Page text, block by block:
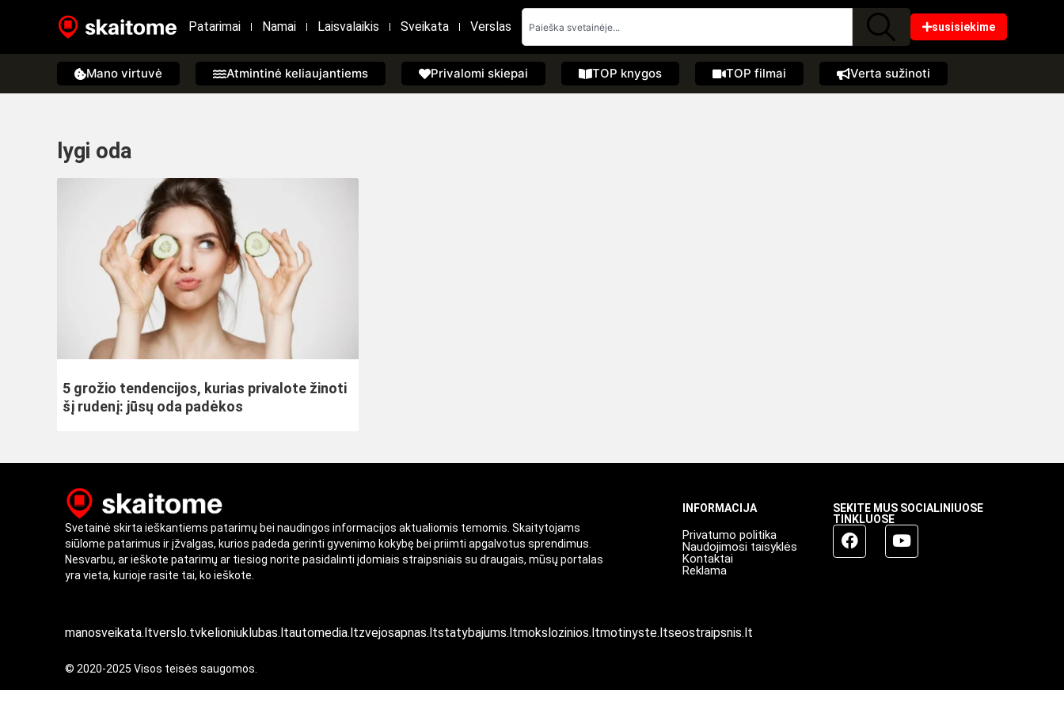
Patarimai Namai Laisvalaikis Sveikata Verslas susisiekime
Mano virtuvė Atmintinė keliaujantiems Privalomi skiepai TOP knygos TOP filmai Verta sužinoti
lygi oda
5 grožio tendencijos, kurias privalote žinoti
šį rudenį: jūsų oda padėkos
Svetainė skirta ieškantiems patarimų bei naudingos informacijos aktualiomis temomis. Skaitytojams
siūlome patarimus ir įžvalgas, kurios padeda gerinti gyvenimo kokybę bei priimti apgalvotus sprendimus.
Nesvarbu, ar ieškote patarimų ar tiesiog norite pasidalinti įdomiais straipsniais su draugais, mūsų portalas
yra vieta, kurioje rasite tai, ko ieškote.
INFORMACIJA
Privatumo politika
Naudojimosi taisyklės
Kontaktai
Reklama
SEKITE MUS SOCIALINIUOSE
TINKLUOSE
manosveikata.ltverslo.tvkelioniuklubas.ltautomedia.ltzvejosapnas.ltstatybajums.ltmokslozinios.ltmotinyste.ltseostraipsnis.lt
© 2020-2025 Visos teisės saugomos.